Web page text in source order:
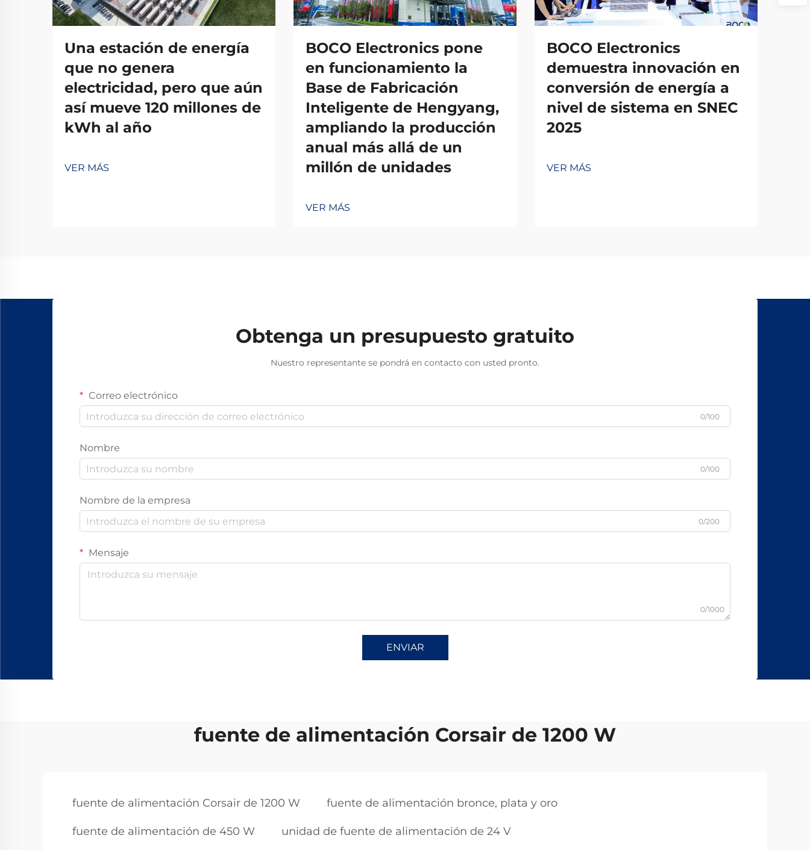
Una estación de energía
que no genera
electricidad, pero que aún
así mueve 120 millones de
kWh al año
VER MÁS
BOCO Electronics pone
en funcionamiento la
Base de Fabricación
Inteligente de Hengyang,
ampliando la producción
anual más allá de un
millón de unidades
VER MÁS
BOCO Electronics
demuestra innovación en
conversión de energía a
nivel de sistema en SNEC
2025
VER MÁS
Obtenga un presupuesto gratuito
Nuestro representante se pondrá en contacto con usted pronto.
Correo electrónico
0/100
Nombre
0/100
Nombre de la empresa
0/200
Mensaje
0/1000
ENVIAR
fuente de alimentación Corsair de 1200 W
fuente de alimentación Corsair de 1200 W fuente de alimentación bronce, plata y oro
fuente de alimentación de 450 W unidad de fuente de alimentación de 24 V